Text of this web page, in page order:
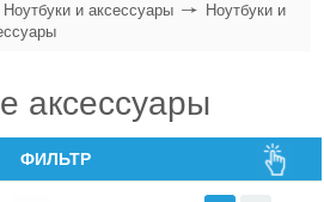
Ноутбуки и аксессуары
Ноутбуки и
аксессуары
ФИЛЬТР